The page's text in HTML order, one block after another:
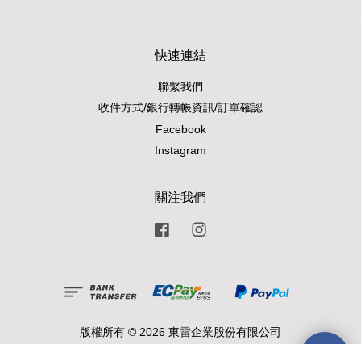
快速連結
聯繫我們
收件方式/銀行轉帳資訊/訂單確認
Facebook
Instagram
關注我們
Facebook
版權所有 © 2026 東雷企業股份有限公司